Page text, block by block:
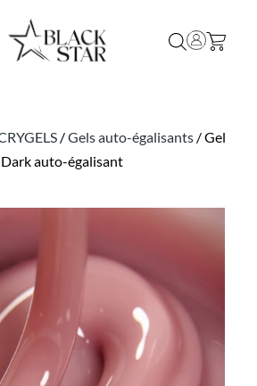
/Gels auto-égalisants / Gel
auto-égalisant